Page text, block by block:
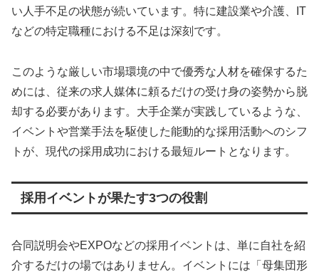
い人手不足の状態が続いています。特に建設業や介護、IT
などの特定職種における不足は深刻です。
このような厳しい市場環境の中で優秀な人材を確保するた
めには、従来の求人媒体に頼るだけの受け身の姿勢から脱
却する必要があります。大手企業が実践しているような、
イベントや営業手法を駆使した能動的な採用活動へのシフ
トが、現代の採用成功における最短ルートとなります。
採用イベントが果たす3つの役割
合同説明会やEXPOなどの採用イベントは、単に自社を紹
介するだけの場ではありません。イベントには「母集団形